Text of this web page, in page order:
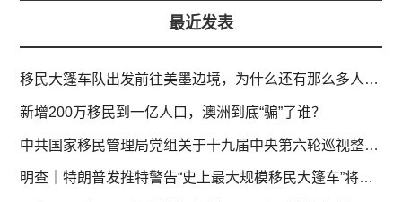
最近发表
移民大篷车队出发前往美墨边境，为什么还有那么多人愿意去？
新增200万移民到一亿人口，澳洲到底“骗”了谁？
中共国家移民管理局党组关于十九届中央第六轮巡视整改进展情况的通报
明查｜特朗普发推特警告“史上最大规模移民大篷车”将袭美？